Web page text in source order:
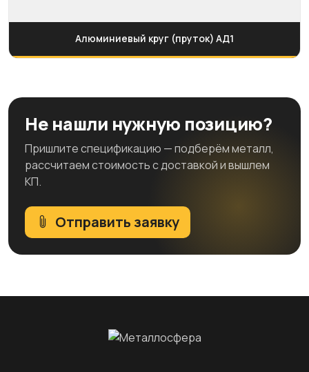
Алюминиевый круг (пруток) АД1
Не нашли нужную позицию?
Пришлите спецификацию — подберём металл,
рассчитаем стоимость с доставкой и вышлем
КП.
Отправить заявку